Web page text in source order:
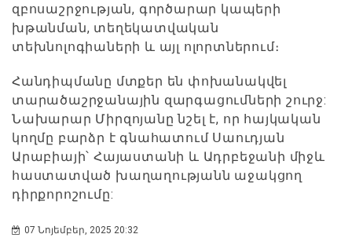
զբոսաշրջության, գործարար կապերի
խթանման, տեղեկատվական
տեխնոլոգիաների և այլ ոլորտներում։
Հանդիպմանը մտքեր են փոխանակվել
տարածաշրջանային զարգացումների շուրջ:
Նախարար Միրզոյանը նշել է, որ հայկական
կողմը բարձր է գնահատում Սաուդյան
Արաբիայի՝ Հայաստանի և Ադրբեջանի միջև
հաստատված խաղաղությանն աջակցող
դիրքորոշումը:
07 Նոյեմբեր, 2025 20:32